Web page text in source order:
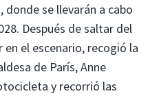
donde se llevarán a cabo
Después de saltar del
el escenario, recogió la
de París, Anne
y recorrió las